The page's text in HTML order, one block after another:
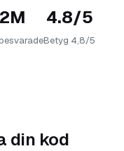
4.8/5
Betyg 4,8/5
din kod